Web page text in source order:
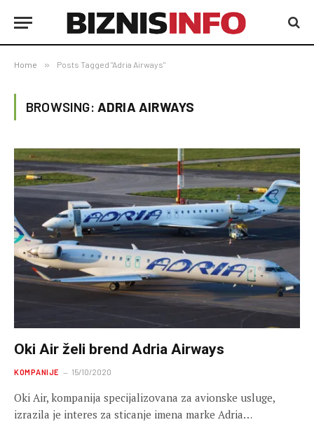
Home » Posts Tagged "Adria Airways"
BROWSING: ADRIA AIRWAYS
Oki Air želi brend Adria Airways
KOMPANIJE 15/10/2020
Oki Air, kompanija specijalizovana za avionske usluge,
izrazila je interes za sticanje imena marke Adria…